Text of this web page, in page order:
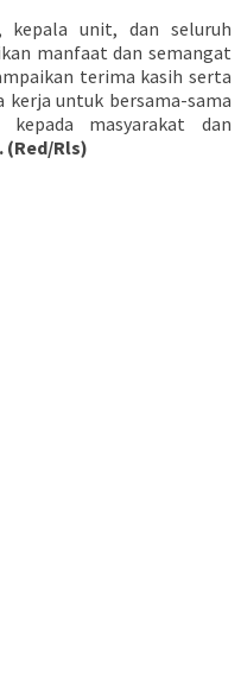
kepala unit, dan seluruh
manfaat dan semangat
terima kasih serta
untuk bersama-sama
masyarakat dan
. (Red/Rls)